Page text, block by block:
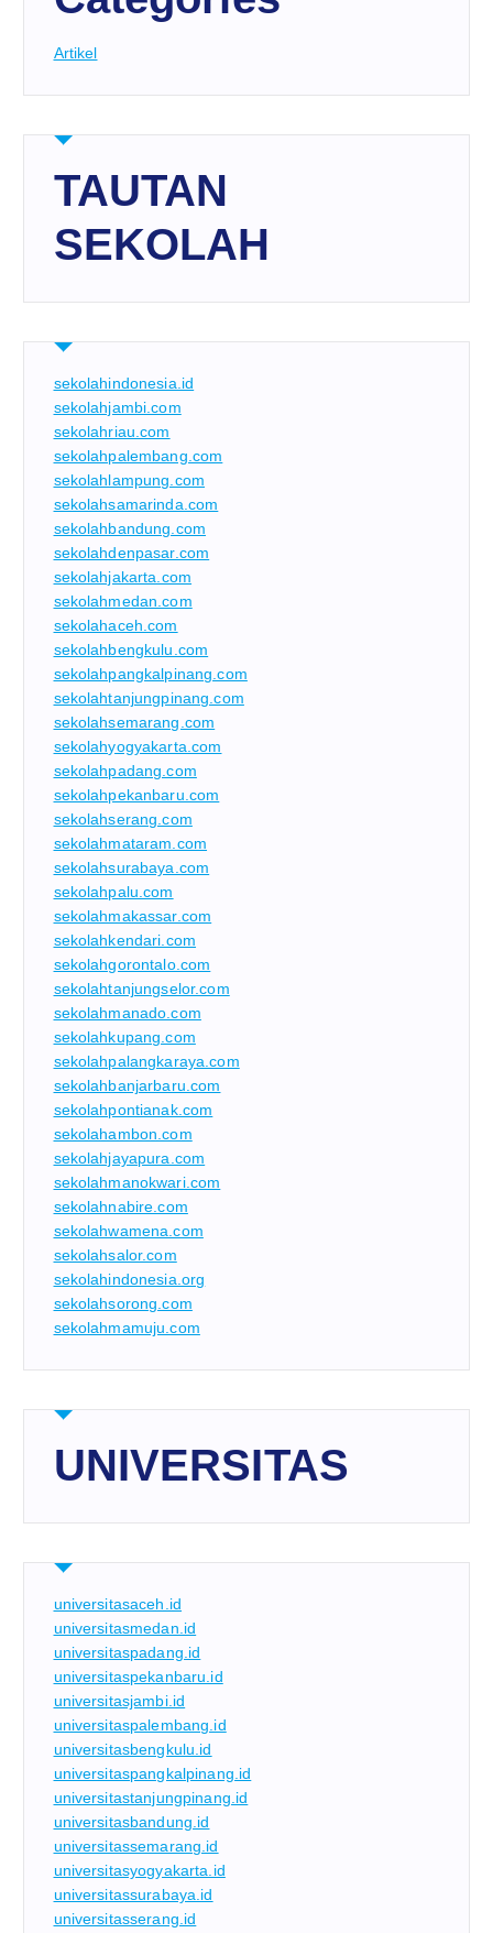
Artikel
TAUTAN
SEKOLAH
sekolahindonesia.id
sekolahjambi.com
sekolahriau.com
sekolahpalembang.com
sekolahlampung.com
sekolahsamarinda.com
sekolahbandung.com
sekolahdenpasar.com
sekolahjakarta.com
sekolahmedan.com
sekolahaceh.com
sekolahbengkulu.com
sekolahpangkalpinang.com
sekolahtanjungpinang.com
sekolahsemarang.com
sekolahyogyakarta.com
sekolahpadang.com
sekolahpekanbaru.com
sekolahserang.com
sekolahmataram.com
sekolahsurabaya.com
sekolahpalu.com
sekolahmakassar.com
sekolahkendari.com
sekolahgorontalo.com
sekolahtanjungselor.com
sekolahmanado.com
sekolahkupang.com
sekolahpalangkaraya.com
sekolahbanjarbaru.com
sekolahpontianak.com
sekolahambon.com
sekolahjayapura.com
sekolahmanokwari.com
sekolahnabire.com
sekolahwamena.com
sekolahsalor.com
sekolahindonesia.org
sekolahsorong.com
sekolahmamuju.com
UNIVERSITAS
universitasaceh.id
universitasmedan.id
universitaspadang.id
universitaspekanbaru.id
universitasjambi.id
universitaspalembang.id
universitasbengkulu.id
universitaspangkalpinang.id
universitastanjungpinang.id
universitasbandung.id
universitassemarang.id
universitasyogyakarta.id
universitassurabaya.id
universitasserang.id